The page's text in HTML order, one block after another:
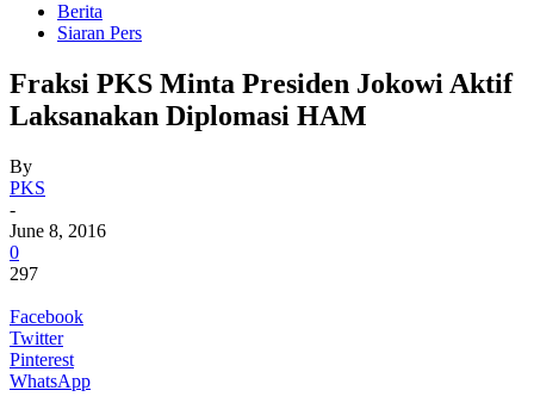
Berita
Siaran Pers
Fraksi PKS Minta Presiden Jokowi Aktif
Laksanakan Diplomasi HAM
By
PKS
-
June 8, 2016
0
297
Facebook
Twitter
Pinterest
WhatsApp